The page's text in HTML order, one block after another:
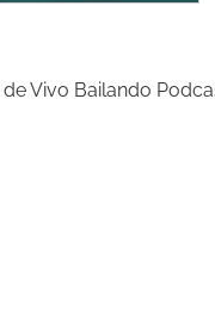
Vivo Bailando